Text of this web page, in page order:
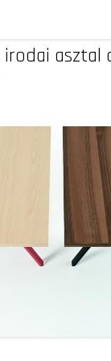
irodai asztal